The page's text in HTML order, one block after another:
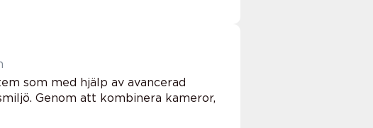
som med hjälp av avancerad
Genom att kombinera kameror,